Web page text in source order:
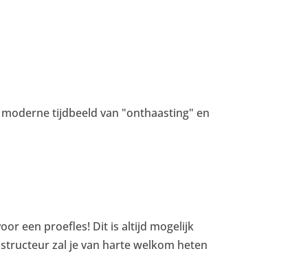
tijdbeeld van "onthaasting" en
een proefles! Dit is altijd mogelijk
zal je van harte welkom heten